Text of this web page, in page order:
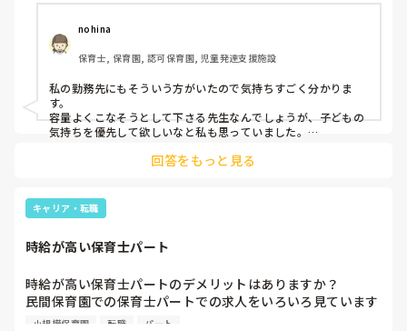
性に嫌になります(笑)
見ないようにしたりするのですがなんせ小規模なのでそうい
う訳にもいかず。
吐き出すところがないのでこちらに投稿させて頂きました。
同じような事がある方いらっしゃいますか？ただ単に私のわ
がままなんでしょうけれど(汗)
nohina
保育士, 保育園, 認可保育園, 児童発達支援施設
私の勤務先にもそういう方がいたので気持ちすごく分かりま
す。
容量よくこなそうとして下さる先生なんでしょうが、子どもの
気持ちを優先して欲しいなと私も思っていました。
どもにも伝染し気持ちが読み取られやすくなるので、私は私の
してました！
するとその先生は気づいてくれて、子どもより責任感が強い先
ら行動が少し変わりました！なので、気づいていない先生もい
といいですね！
回答をもっと見る
キャリア・転職
時給が高い保育士パート
時給が高い保育士パートのデメリットはありますか？
民間保育園での保育士パートでの求人をいろいろ見ています
が、時給が最低賃金の所、また最低賃金＋300円の所と様々
小規模保育園 転職 パート